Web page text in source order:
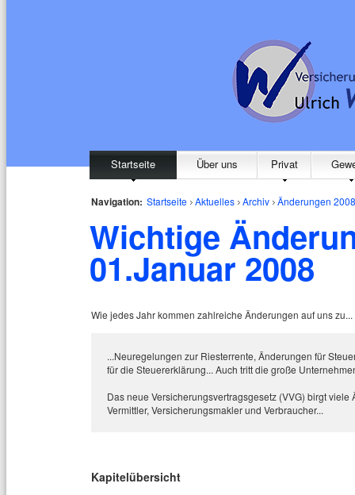
Startseite Über uns Privat
Navigation: Startseite Aktuelles Archiv Änderungen 2008
Wichtige
01.Januar 2008
Wie jedes Jahr kommen zahlreiche Änderungen auf uns zu...
...Neuregelungen zur Riesterrente, Änderungen für
für die Steuererklärung... Auch tritt die große
Das neue Versicherungsvertragsgesetz (VVG) birgt
Vermittler, Versicherungsmakler und Verbraucher...
Kapitelübersicht